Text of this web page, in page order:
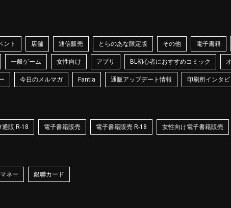
ント 店舗 通信販売 とらのあな限定版 その他 電子書籍
一般ゲーム 女性向け アプリ BL初心者におすすめコミック
今日のメルマガ Fantia 通販アップデート情報 印刷所インタ
販 R-18 電子書籍販売 電子書籍販売 R-18 女性向け電子書籍販売
ネー 銀聯カード